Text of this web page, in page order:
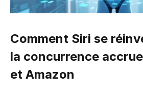
Comment Siri se
la concurrence
et Amazon